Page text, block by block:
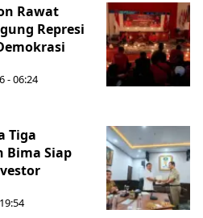
Rawat
Represi
- 06:24
Tiga
Bima Siap